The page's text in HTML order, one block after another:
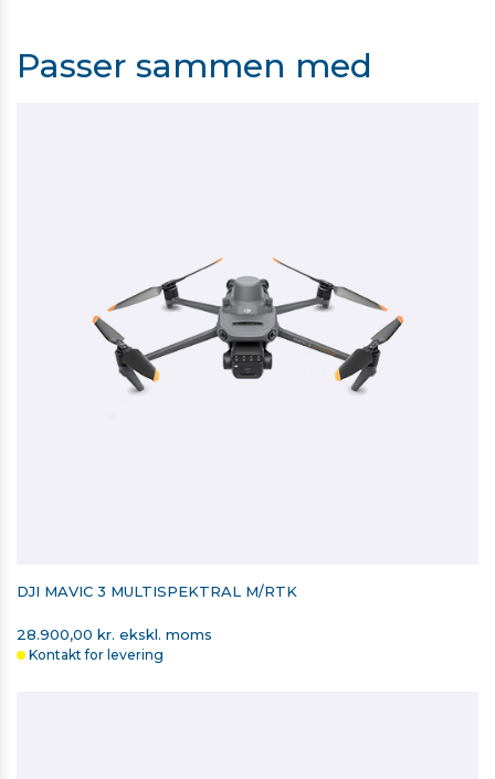
Kompatibel strømadapter: DJI USB-C strømadapter
Opladningstid: Ca. 1 t 10 minutter (enkelt batteri)
Passer sammen med
DJI MAVIC 3 MULTISPEKTRAL M/RTK
28.900,00 kr. ekskl. moms
Kontakt for levering